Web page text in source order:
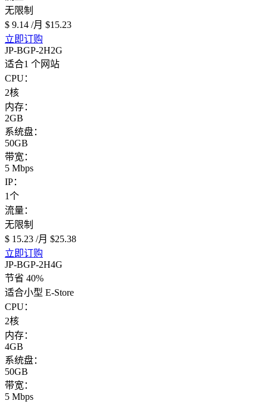
无限制
$ 9.14 /月 $15.23
立即订购
JP-BGP-2H2G
适合1 个网站
CPU：
2核
内存：
2GB
系统盘：
50GB
带宽：
5 Mbps
IP：
1个
流量：
无限制
$ 15.23 /月 $25.38
立即订购
JP-BGP-2H4G
节省 40%
适合小型 E-Store
CPU：
2核
内存：
4GB
系统盘：
50GB
带宽：
5 Mbps